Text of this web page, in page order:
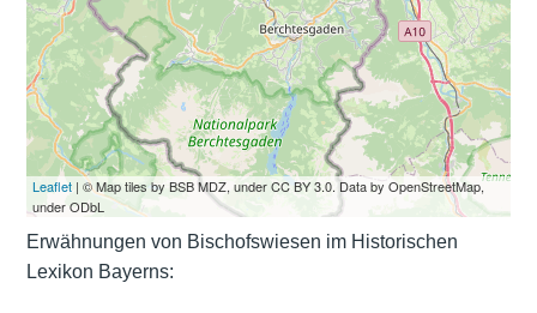
Leaflet| © Map tiles by BSB MDZ, under CC BY 3.0. Data by OpenStreetMap,
under ODbL
Erwähnungen von Bischofswiesen im Historischen
Lexikon Bayerns: